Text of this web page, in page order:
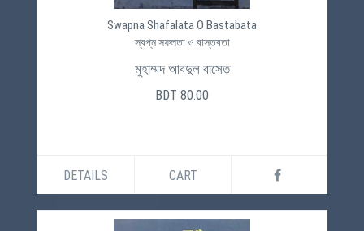
Swapna Shafalata O Bastabata
স্বপ্ন সফলতা ও বাস্তবতা
মুহাম্মদ আবদুল বাসেত
BDT 80.00
DETAILS CART